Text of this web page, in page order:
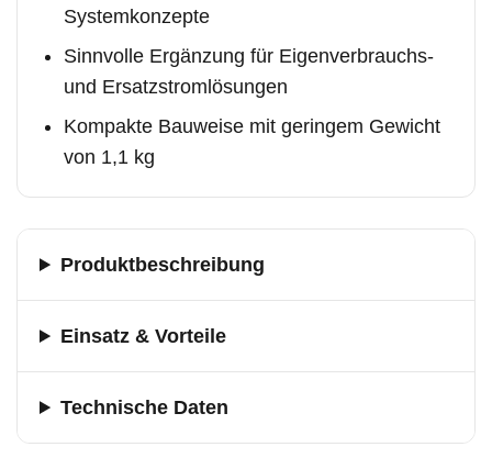
Systemkonzepte
Sinnvolle Ergänzung für Eigenverbrauchs-
und Ersatzstromlösungen
Kompakte Bauweise mit geringem Gewicht
von 1,1 kg
Produktbeschreibung
Einsatz & Vorteile
Technische Daten